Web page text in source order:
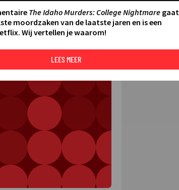
DELEN
DE
The Idaho Murders: College Nightmaregaat
moordzaken van de laatste jaren en is een
Wij vertellen je waarom!
LEES MEER